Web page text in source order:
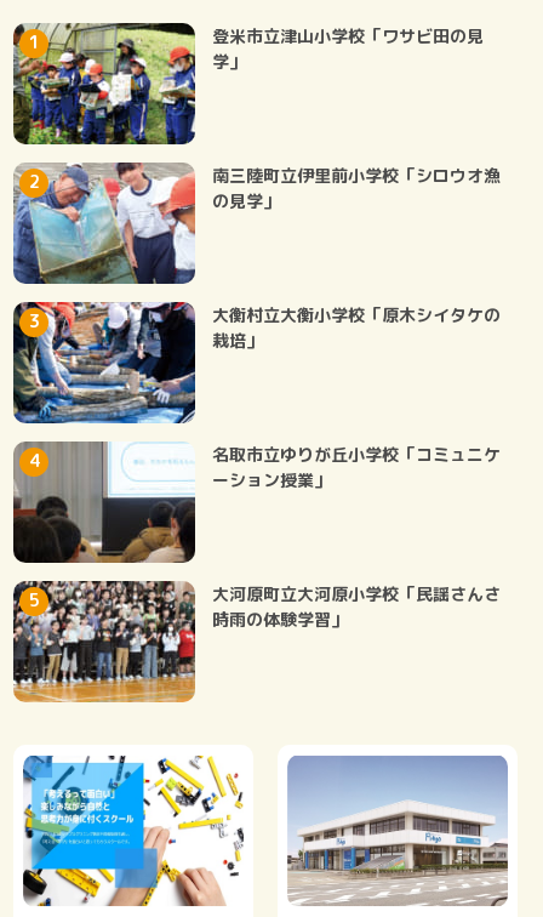
登米市立津山小学校「ワサビ田の見
学」
南三陸町立伊里前小学校「シロウオ漁
の見学」
大衡村立大衡小学校「原木シイタケの
栽培」
名取市立ゆりが丘小学校「コミュニケ
ーション授業」
大河原町立大河原小学校「民謡さんさ
時雨の体験学習」